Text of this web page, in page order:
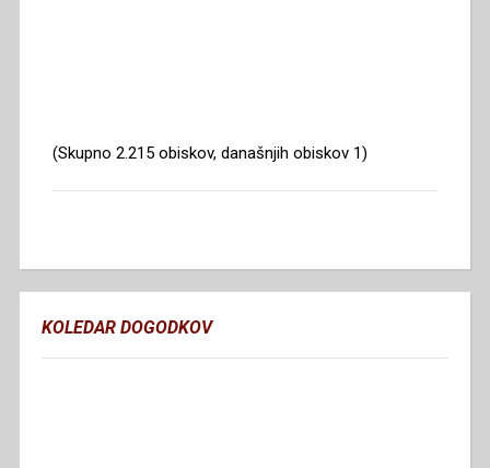
(Skupno 2.215 obiskov, današnjih obiskov 1)
KOLEDAR DOGODKOV